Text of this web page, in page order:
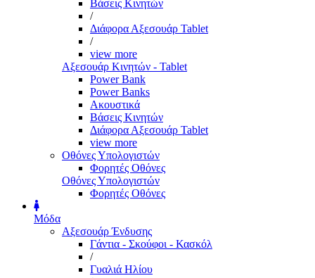
Βάσεις Κινητών
/
Διάφορα Αξεσουάρ Tablet
/
view more
Αξεσουάρ Κινητών - Tablet
Power Bank
Power Banks
Ακουστικά
Βάσεις Κινητών
Διάφορα Αξεσουάρ Tablet
view more
Οθόνες Υπολογιστών
Φορητές Οθόνες
Οθόνες Υπολογιστών
Φορητές Οθόνες
Μόδα
Αξεσουάρ Ένδυσης
Γάντια - Σκούφοι - Κασκόλ
/
Γυαλιά Ηλίου